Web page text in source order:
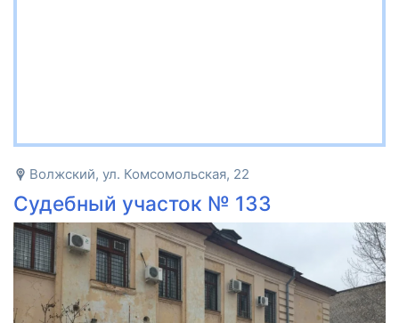
Волжский, ул. Комсомольская, 22
Судебный участок № 133